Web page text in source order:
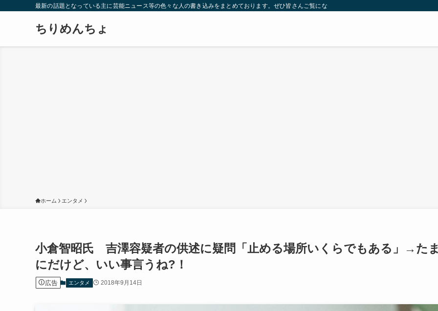
最新の話題となっている主に芸能ニュース等の色々な人の書き込みをまとめております。ぜひ皆さんご覧になっていってください。
ちりめんちょ
ホーム エンタメ
小倉智昭氏 吉澤容疑者の供述に疑問「止める場所いくらでもある」→た
にだけど、いい事言うね?！
広告 エンタメ 2018年9月14日